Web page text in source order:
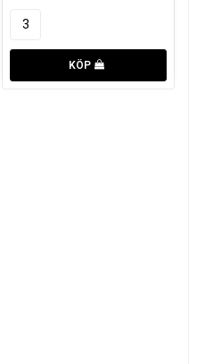
KÖP
till i favoritlistan
till i favoritlistan